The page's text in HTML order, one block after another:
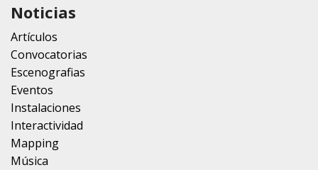
Noticias
Artículos
Convocatorias
Escenografias
Eventos
Instalaciones
Interactividad
Mapping
Música